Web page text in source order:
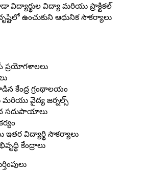
విద్యార్థుల విద్యా మరియు ప్రాక్టికల్
ఉంచుకుని ఆధునిక సౌకర్యాలు
ప్రయోగశాలలు
కేంద్ర గ్రంథాలయం
వైద్య జర్నల్స్
సదుపాయాలు
విద్యార్థి సౌకర్యాలు
కేంద్రాలు